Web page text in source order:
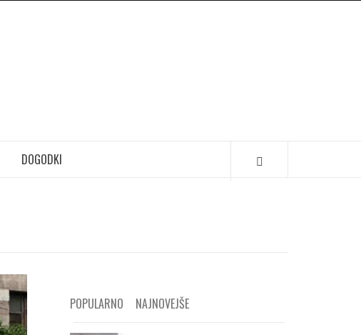
DOGODKI
POPULARNO NAJNOVEJŠE